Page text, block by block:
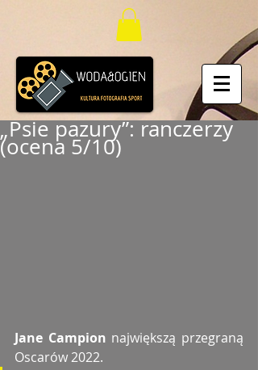
„Psie pazury”: ranczerzy
(ocena 5/10)
Jane Campion największą przegraną
Oscarów 2022.